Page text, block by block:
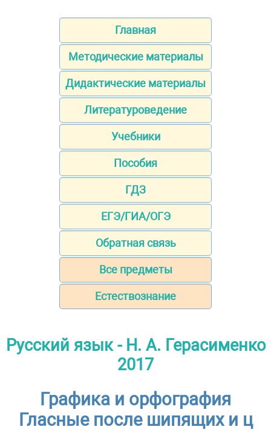
Главная
Методические материалы
Дидактические материалы
Литературоведение
Учебники
Пособия
ГДЗ
ЕГЭ/ГИА/ОГЭ
Обратная связь
Все предметы
Естествознание
Русский язык - Н. А. Герасименко
2017
Графика и орфография
Гласные после шипящих и ц